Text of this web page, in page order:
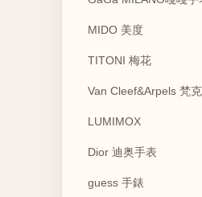
MIDO 美度
TITONI 梅花
Van Cleef&Arpels 梵
LUMIMOX
Dior 迪奥手表
guess 手錶